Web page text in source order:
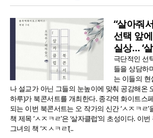
“살아줘
선택 앞
실상… ‘
극단적인 선
들을 상담하
는 이들의 현
나 설교가 아닌 그들의 눈높이에 맞춰 공감해온
하루)가 북콘서트를 개최한다. 종각역 화이트스
되는 이번 북콘서트는 오 작가의 신간 ‘ㅅㅈㅋㄹ
책 제목 ‘ㅅㅈㅋㄹ’은 ‘살자클럽’의 초성이다. 이
그녀의 책 ‘ㅈㅅㅋㄹ’(..